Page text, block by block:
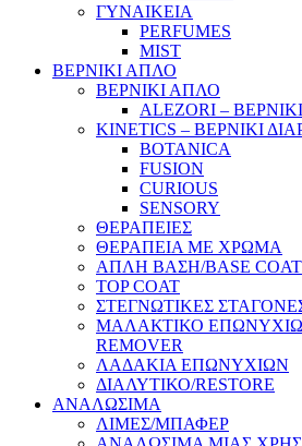
ΓΥΝΑΙΚΕΙΑ
PERFUMES
MIST
ΒΕΡΝΙΚΙ ΑΠΛΟ
ΒΕΡΝΙΚΙ ΑΠΛΟ
ALEZORI –
KINETICS – ΒΕΡΝΙΚΙ
BOTANICA
FUSION
CURIOUS
SENSORY
ΘΕΡΑΠΕΙΕΣ
ΘΕΡΑΠΕΙΑ ΜΕ ΧΡΩΜΑ
ΑΠΛΗ ΒΑΣΗ/BASE COAT
TOP COAT
ΣΤΕΓΝΩΤΙΚΕΣ
ΜΑΛΑΚΤΙΚΟ
REMOVER
ΛΑΔΑΚΙΑ ΕΠΩΝΥΧΙΩΝ
ΔΙΑΛΥΤΙΚΟ/RESTORE
ΑΝΑΛΩΣΙΜΑ
ΛΙΜΕΣ/ΜΠΑΦΕΡ